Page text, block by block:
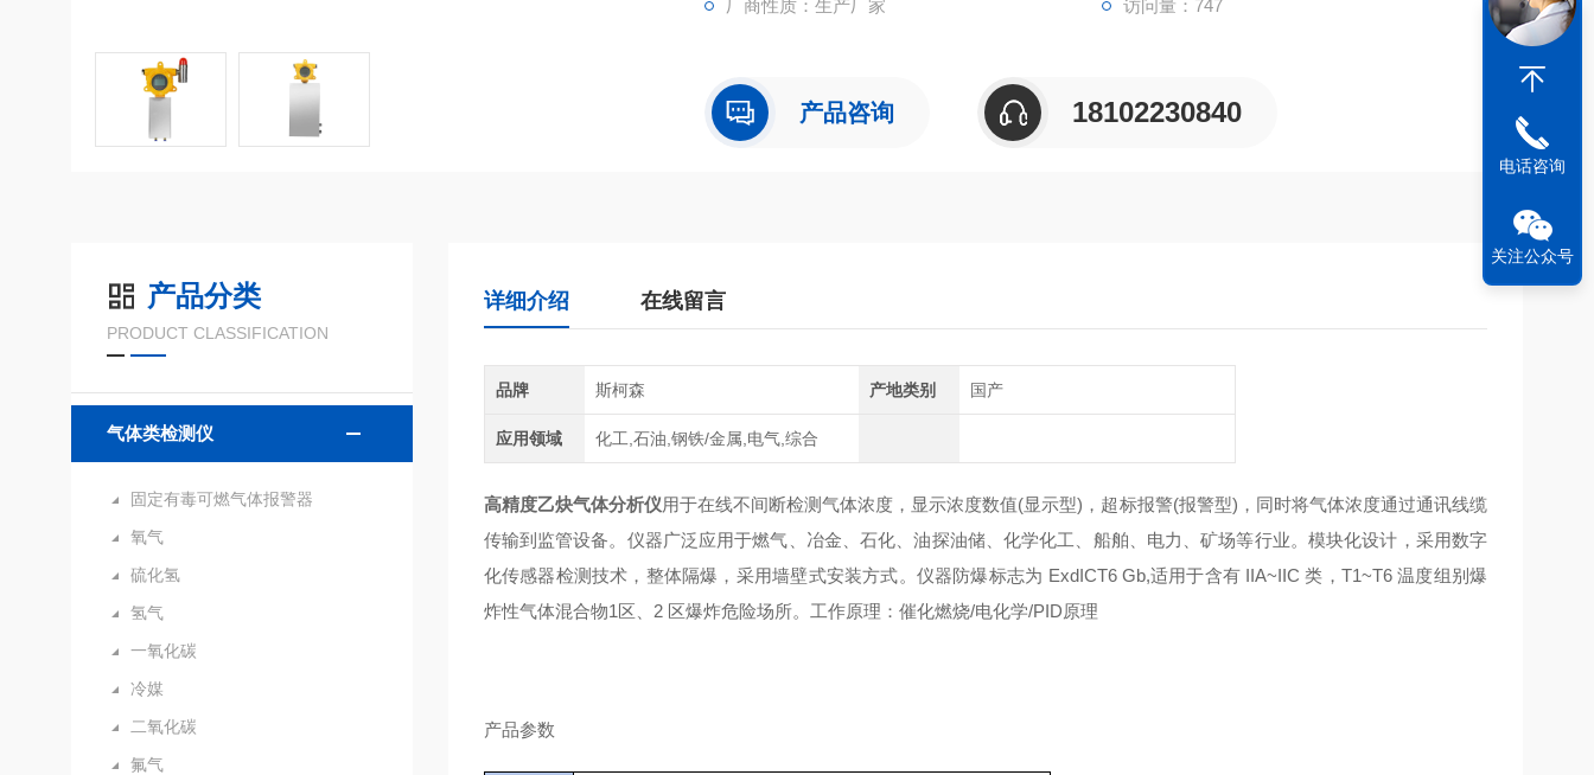
厂商性质：生产厂家 访问量：747
产品咨询 18102230840
产品分类
PRODUCT CLASSIFICATION
气体类检测仪
固定有毒可燃气体报警器
氧气
硫化氢
氢气
一氧化碳
冷媒
二氧化碳
氟气
详细介绍 在线留言
品牌 斯柯森 产地类别 国产
应用领域 化工,石油,钢铁/金属,电气,综合
高精度乙炔气体分析仪用于在线不间断检测气体浓度，显示浓度数值(显示型)，超标报警(报警型)，同时将气体浓度通过通讯线缆
传输到监管设备。仪器广泛应用于燃气、冶金、石化、油探油储、化学化工、船舶、电力、矿场等行业。模块化设计，采用数字
化传感器检测技术，整体隔爆，采用墙壁式安装方式。仪器防爆标志为 ExdICT6 Gb,适用于含有 IIA~IIC 类，T1~T6 温度组别爆
炸性气体混合物1区、2 区爆炸危险场所。工作原理：催化燃烧/电化学/PID原理
产品参数
电话咨询
关注公众号